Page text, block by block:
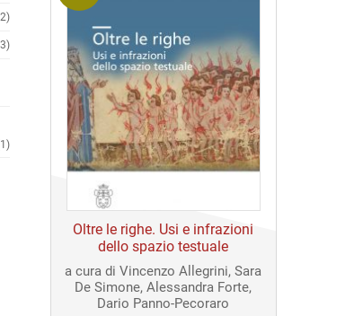
Oltre le righe. Usi e infrazioni
dello spazio testuale
a cura di Vincenzo Allegrini, Sara
De Simone, Alessandra Forte,
Dario Panno-Pecoraro